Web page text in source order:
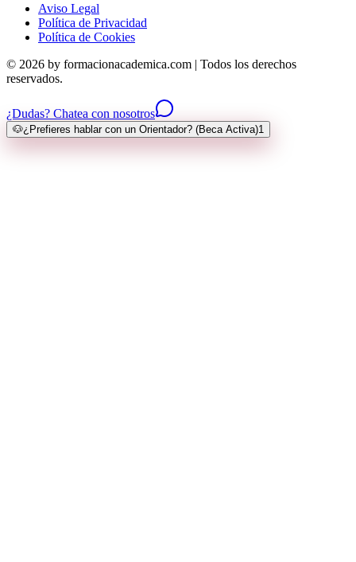
Aviso Legal
Política de Privacidad
Política de Cookies
© 2026 by formacionacademica.com | Todos los derechos
reservados.
¿Dudas? Chatea con nosotros
🐶¿Prefieres hablar con un Orientador? (Beca Activa)1